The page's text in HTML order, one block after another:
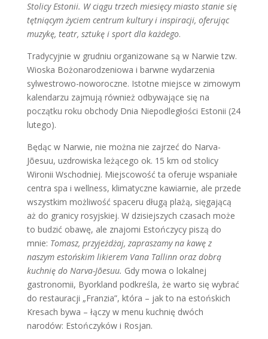
Stolicy Estonii. W ciągu trzech miesięcy miasto stanie się
tętniącym życiem centrum kultury i inspiracji, oferując
muzykę, teatr, sztukę i sport dla każdego.
Tradycyjnie w grudniu organizowane są w Narwie tzw.
Wioska Bożonarodzeniowa i barwne wydarzenia
sylwestrowo-noworoczne. Istotne miejsce w zimowym
kalendarzu zajmują również odbywające się na
początku roku obchody Dnia Niepodległości Estonii (24
lutego).
Będąc w Narwie, nie można nie zajrzeć do Narva-
Jõesuu, uzdrowiska leżącego ok. 15 km od stolicy
Wironii Wschodniej. Miejscowość ta oferuje wspaniałe
centra spa i wellness, klimatyczne kawiarnie, ale przede
wszystkim możliwość spaceru długą plażą, sięgającą
aż do granicy rosyjskiej. W dzisiejszych czasach może
to budzić obawę, ale znajomi Estończycy piszą do
mnie: Tomasz, przyjeżdżaj, zapraszamy na kawę z
naszym estońskim likierem Vana Tallinn oraz dobrą
kuchnię do Narva-Jõesuu. Gdy mowa o lokalnej
gastronomii, Byorkland podkreśla, że warto się wybrać
do restauracji „Franzia”, która – jak to na estońskich
Kresach bywa – łączy w menu kuchnię dwóch
narodów: Estończyków i Rosjan.